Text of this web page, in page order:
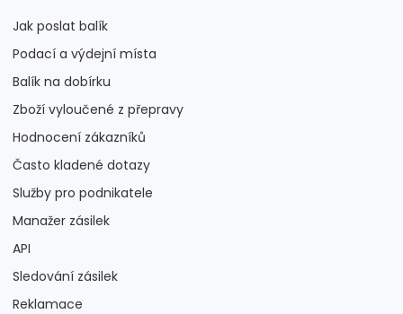
Jak poslat balík
Podací a výdejní místa
Balík na dobírku
Zboží vyloučené z přepravy
Hodnocení zákazníků
Často kladené dotazy
Služby pro podnikatele
Manažer zásilek
API
Sledování zásilek
Reklamace